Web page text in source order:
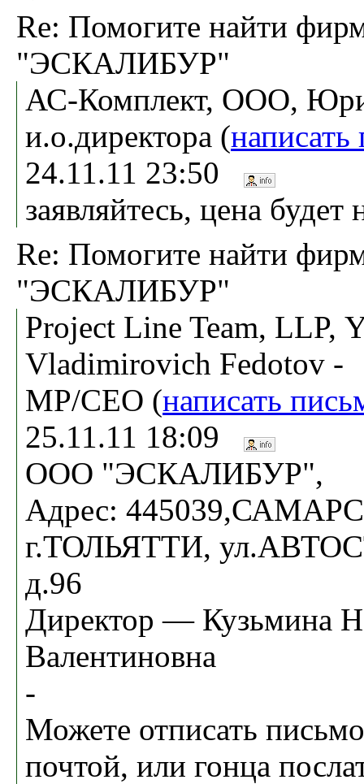
Re: Помогите найти
"ЭСКАЛИБУР"
АС-Комплект, ООО,
и.о.директора (
24.11.11 23:50
заявляйтесь, цена будет
Re: Помогите найти
"ЭСКАЛИБУР"
Project Line Team, LLP,
Vladimirovich Fedotov -
MP/CEO (написать
25.11.11 18:09
ООО "ЭСКАЛИБУР",
Адрес:
г.ТОЛЬЯТТИ,
д.96
Директор — Кузьмина
Валентиновна
-
Можете отписать
почтой, или гонца